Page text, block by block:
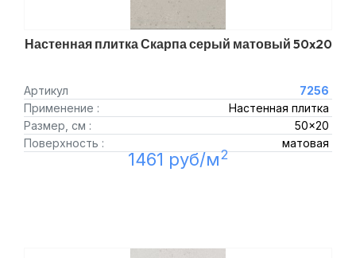
Настенная плитка Скарпа серый матовый 50x20
Артикул
7256
Применение :
Настенная плитка
Размер, см :
50x20
Поверхность :
матовая
1461 руб/м2